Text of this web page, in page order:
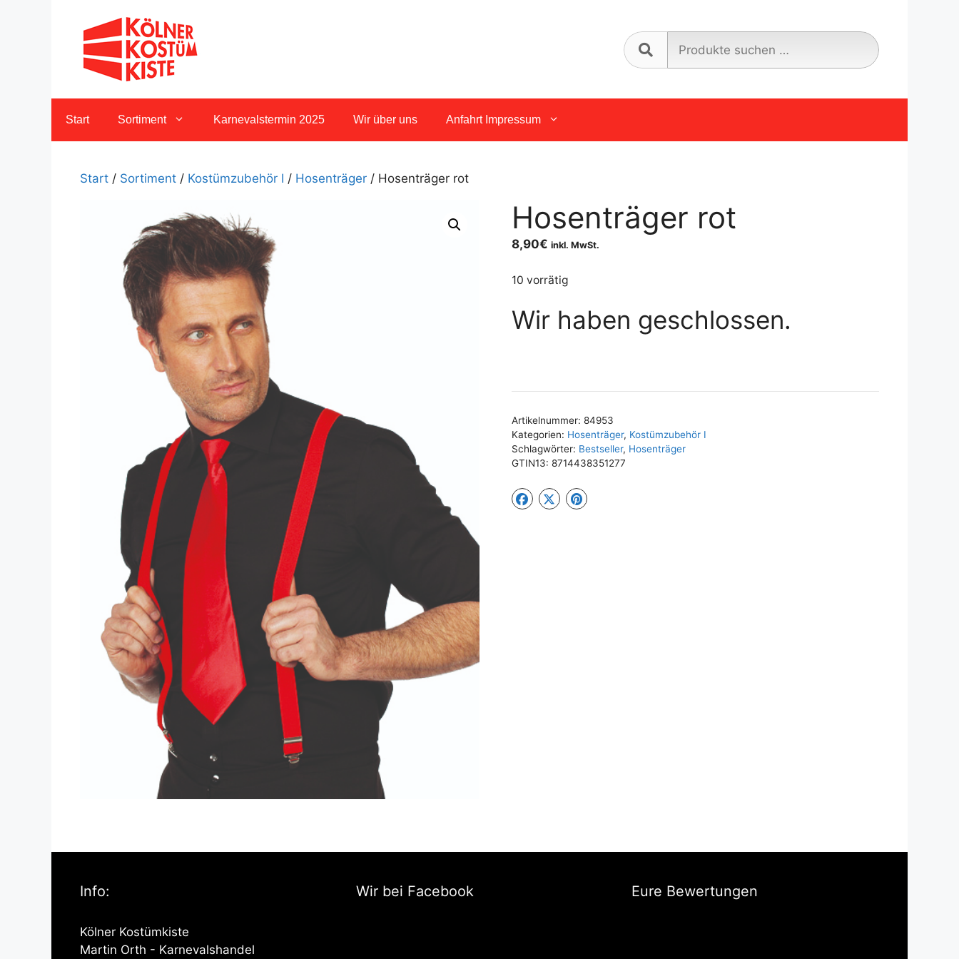
nach:
Start Sortiment Karnevalstermin 2025 Wir über uns Anfahrt Impressum
Start / Sortiment / Kostümzubehör I / Hosenträger / Hosenträger rot
Hosenträger rot
8,90€ inkl. MwSt.
10 vorrätig
Wir haben geschlossen.
Artikelnummer: 84953
Kategorien: Hosenträger, Kostümzubehör I
Schlagwörter: Bestseller, Hosenträger
GTIN13: 8714438351277
Info:
Kölner Kostümkiste
Martin Orth - Karnevalshandel
Wir bei Facebook Eure Bewertungen